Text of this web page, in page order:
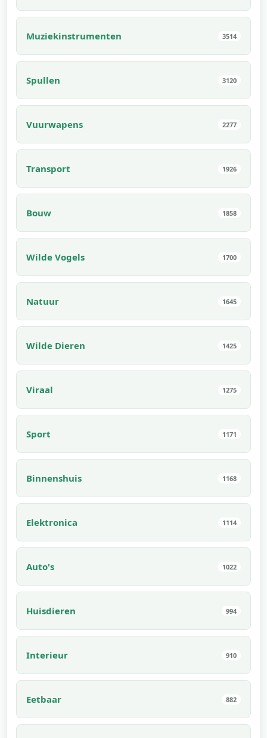
Muziekinstrumenten 3514
Spullen 3120
Vuurwapens 2277
Transport 1926
Bouw 1858
Wilde Vogels 1700
Natuur 1645
Wilde Dieren 1425
Viraal 1275
Sport 1171
Binnenshuis 1168
Elektronica 1114
Auto's 1022
Huisdieren 994
Interieur 910
Eetbaar 882